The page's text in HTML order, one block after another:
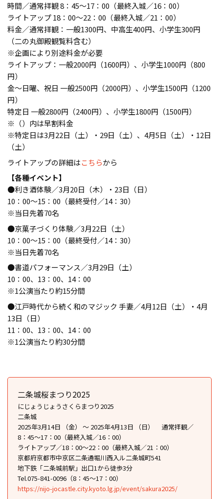
時間／通常拝観 8：45〜17：00（最終入城／16：00）
ライトアップ 18：00〜22：00（最終入城／21：00）
料金／通常拝観：一般1300円、中高生400円、小学生300円
（二の丸御殿観覧料含む）
※企画により別途料金が必要
ライトアップ：一般2000円（1600円）、小学生1000円（800
円）
金〜日曜、祝日 一般2500円（2000円）、小学生1500円（1200
円）
特定日 一般2800円（2400円）、小学生1800円（1500円）
※（）内は早割料金
※特定日は3月22日（土）・29日（土）、4月5日（土）・12日
（土）
ライトアップの詳細はこちらから
【各種イベント】
●利き酒体験／3月20日（木）・23日（日）
10：00～15：00（最終受付／14：30）
※当日先着70名
●京菓子づくり体験／3月22日（土）
10：00～15：00（最終受付／14：30）
※当日先着70名
●書道パフォーマンス／3月29日（土）
10：00、13：00、14：00
※1公演当たり約15分間
●江戸時代から続く和のマジック 手妻／4月12日（土）・4月
13日（日）
11：00、13：00、14：00
※1公演当たり約30分間
二条城桜まつり2025
にじょうじょうさくらまつり2025
二条城
2025年3月14日 （金） ～ 2025年4月13日 （日） 通常拝観／
8：45〜17：00（最終入城／16：00）
ライトアップ／18：00〜22：00（最終入城／21：00）
京都府京都市中京区二条通堀川西入ル二条城町541
地下鉄「二条城前駅」出口1から徒歩3分
Tel.075-841-0096（8：45～17：00）
https://nijo-jocastle.city.kyoto.lg.jp/event/sakura2025/